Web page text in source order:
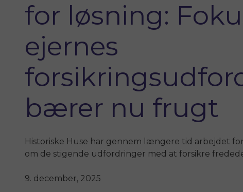
for løsning:
ejernes
bærer nu frugt
Historiske Huse har gennem længere tid arbejdet
om de stigende udfordringer med at forsikre
9. december, 2025